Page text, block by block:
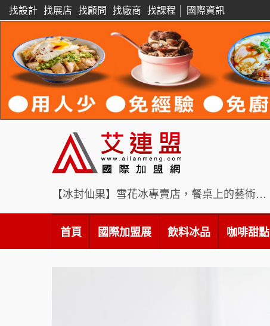
找設計 找展店 找顧問 找廠商 找課程 國際資訊
【冰封仙果】雪花冰專賣店，餐桌上的藝術饗宴
首頁 國際加盟展 飲料冰品 咖啡甜點